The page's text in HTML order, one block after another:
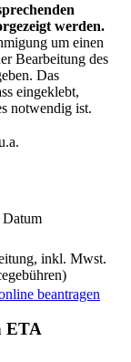
werden.
um einen
Bearbeitung des
Das
eingeklebt,
notwendig ist.
Datum
inkl. Mwst.
beantragen
ETA